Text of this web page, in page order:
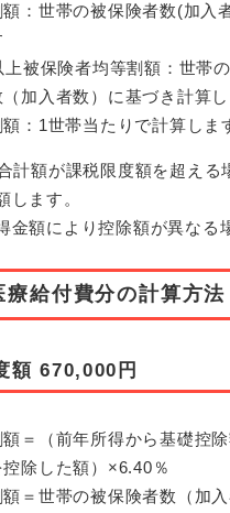
：世帯の被保険者数(加入
上被保険者均等割額：世帯
（加入者数）に基づき計算
：1世帯当たりで計算しま
計額が課税限度額を超える
します。
金額により控除額が異なる
療給付費分の計算方法
額 670,000円
額＝（前年所得から基礎控
控除した額）×6.40％
＝世帯の被保険者数（加